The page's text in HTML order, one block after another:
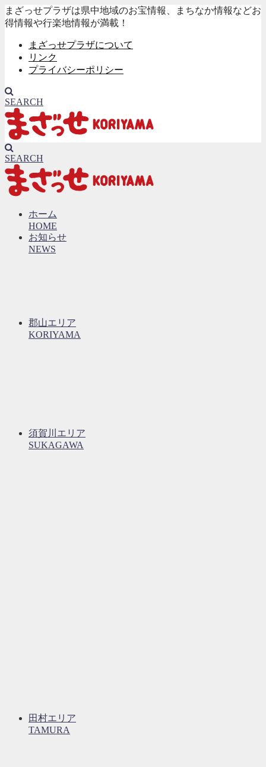
まざっせプラザは県中地域のお宝情報、まちなか情報などお
得情報や行楽地情報が満載！
まざっせプラザについて
リンク
プライバシーポリシー
SEARCH
SEARCH
ホーム
HOME
お知らせ
NEWS
郡山エリア
KORIYAMA
須賀川エリア
SUKAGAWA
田村エリア
TAMURA